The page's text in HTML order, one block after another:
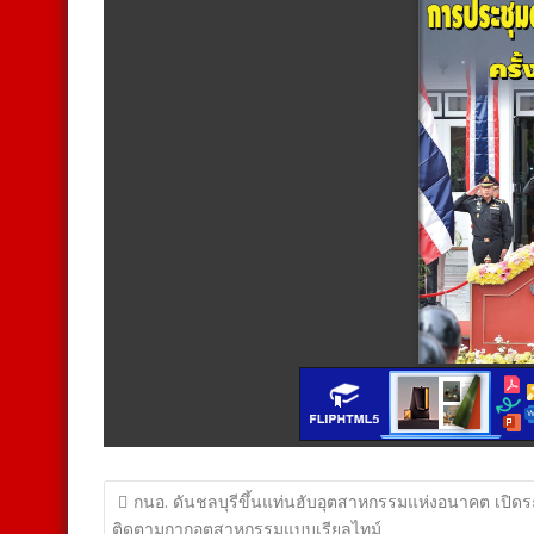
แนะแนว
กนอ. ดันชลบุรีขึ้นแท่นฮับอุตสาหกรรมแห่งอนาคต เปิด
ติดตามกากอุตสาหกรรมแบบเรียลไทม์